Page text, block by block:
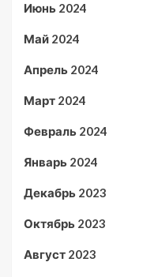
Июнь 2024
Май 2024
Апрель 2024
Март 2024
Февраль 2024
Январь 2024
Декабрь 2023
Октябрь 2023
Август 2023